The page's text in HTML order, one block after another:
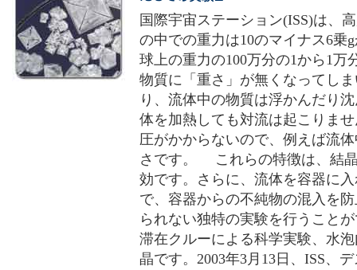
国際宇宙ステーション(ISS)は、
の中での重力は10のマイナス6乗
球上の重力の100万分の1から1万
物質に「重さ」が無くなってし
り、流体中の物質は浮かんだり
体を加熱しても対流は起こりま
圧がかからないので、例えば流
さです。 これらの特徴は、結
効です。さらに、流体を容器に
で、容器からの不純物の混入を
られない独特の実験を行うこと
滞在クルーによる科学実験、水
晶です。2003年3月13日、ISS、